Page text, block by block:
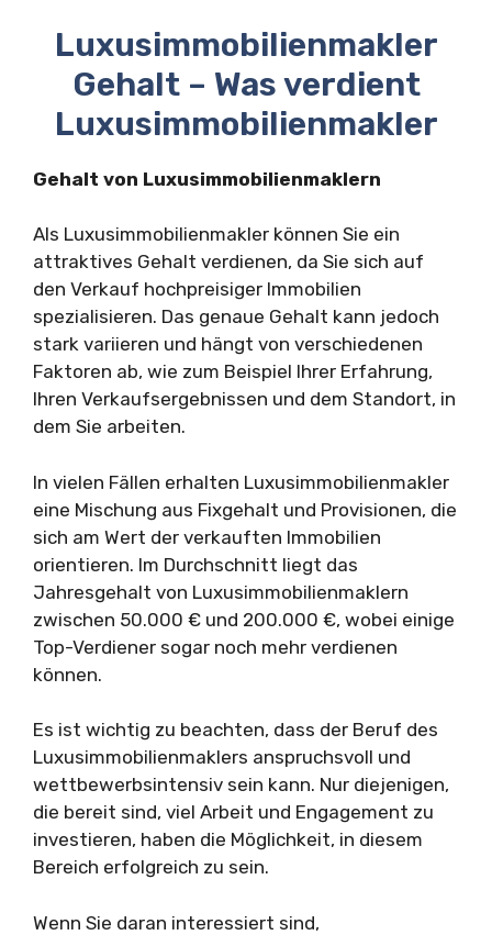
Luxusimmobilienmakler
Gehalt – Was verdient
Luxusimmobilienmakler
Gehalt von Luxusimmobilienmaklern
Als Luxusimmobilienmakler können Sie ein
attraktives Gehalt verdienen, da Sie sich auf
den Verkauf hochpreisiger Immobilien
spezialisieren. Das genaue Gehalt kann jedoch
stark variieren und hängt von verschiedenen
Faktoren ab, wie zum Beispiel Ihrer Erfahrung,
Ihren Verkaufsergebnissen und dem Standort, in
dem Sie arbeiten.
In vielen Fällen erhalten Luxusimmobilienmakler
eine Mischung aus Fixgehalt und Provisionen, die
sich am Wert der verkauften Immobilien
orientieren. Im Durchschnitt liegt das
Jahresgehalt von Luxusimmobilienmaklern
zwischen 50.000 € und 200.000 €, wobei einige
Top-Verdiener sogar noch mehr verdienen
können.
Es ist wichtig zu beachten, dass der Beruf des
Luxusimmobilienmaklers anspruchsvoll und
wettbewerbsintensiv sein kann. Nur diejenigen,
die bereit sind, viel Arbeit und Engagement zu
investieren, haben die Möglichkeit, in diesem
Bereich erfolgreich zu sein.
Wenn Sie daran interessiert sind,